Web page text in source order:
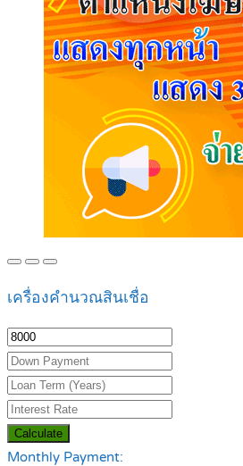
เครื่องคำนวณสินเชื่อ
Calculate
Monthly Payment: